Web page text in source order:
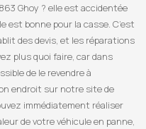
Ghoy ? elle est accidentée
est bonne pour la casse. C’est
des devis, et les réparations
plus quoi faire, car dans
de le revendre à
endroit sur notre site de
immédiatement réaliser
de votre véhicule en panne,